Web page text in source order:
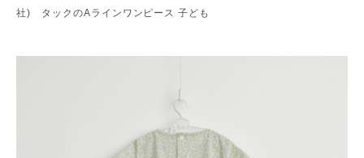
社) タックのAラインワンピース 子ども